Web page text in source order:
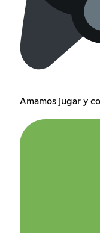
Amamos jugar y